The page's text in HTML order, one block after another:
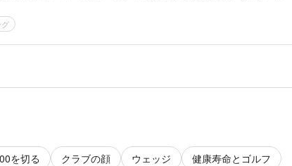
を切る クラブの顔 ウェッジ
健康寿命とゴルフ